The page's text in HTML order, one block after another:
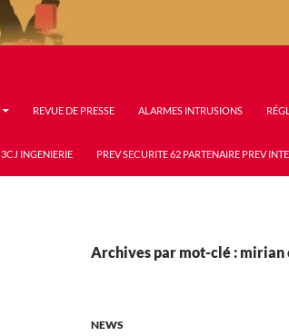
REVUE DE PRESSE ALARMES INTRUSIONS
3CJ INGENIERIE PREV SECURITE 62 PARTENAIRE PREV
Archives par mot-clé : mirian
NEWS